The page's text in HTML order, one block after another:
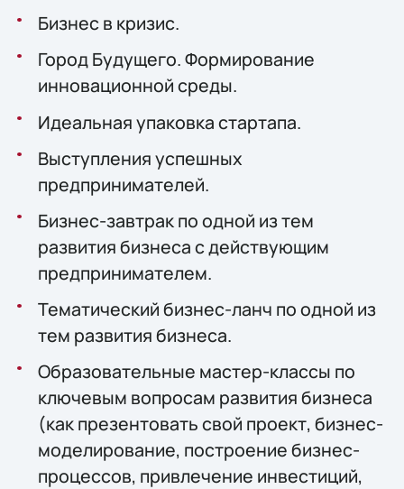
Бизнес в кризис.
Город Будущего. Формирование
инновационной среды.
Идеальная упаковка стартапа.
Выступления успешных
предпринимателей.
Бизнес-завтрак по одной из тем
развития бизнеса с действующим
предпринимателем.
Тематический бизнес-ланч по одной из
тем развития бизнеса.
Образовательные мастер-классы по
ключевым вопросам развития бизнеса
(как презентовать свой проект, бизнес-
моделирование, построение бизнес-
процессов, привлечение инвестиций,